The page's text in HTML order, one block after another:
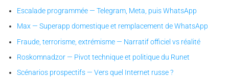
Escalade programmée — Telegram, Meta, puis WhatsApp
Max — Superapp domestique et remplacement de WhatsApp
Fraude, terrorisme, extrémisme — Narratif officiel vs réalité
Roskomnadzor — Pivot technique et politique du Runet
Scénarios prospectifs — Vers quel Internet russe ?